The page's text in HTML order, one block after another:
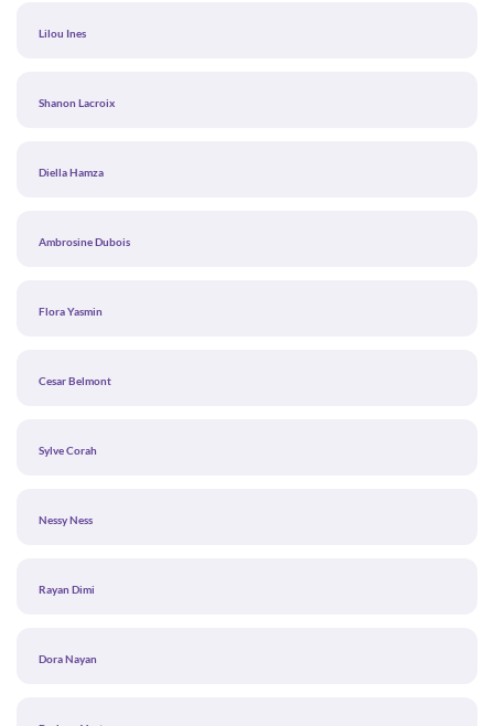
Lilou Ines
Shanon Lacroix
Diella Hamza
Ambrosine Dubois
Flora Yasmin
Cesar Belmont
Sylve Corah
Nessy Ness
Rayan Dimi
Dora Nayan